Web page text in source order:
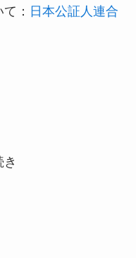
： 日本公証人連合